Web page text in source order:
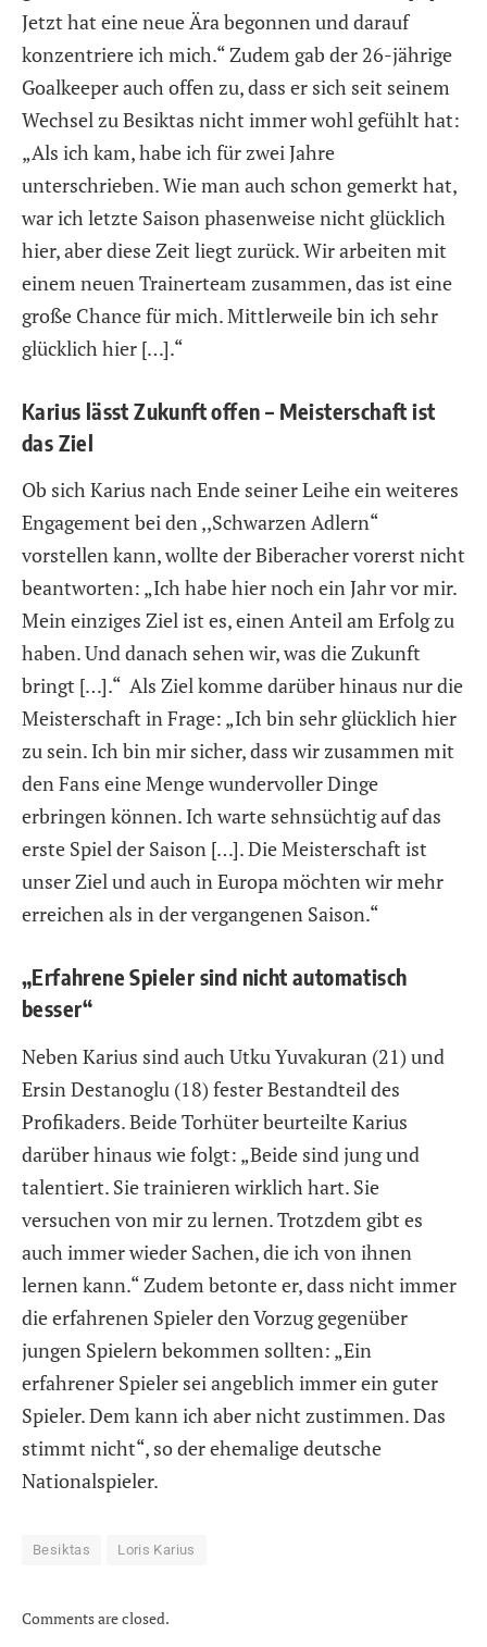
Jetzt hat eine neue Ära begonnen und darauf
konzentriere ich mich.“ Zudem gab der 26-jährige
Goalkeeper auch offen zu, dass er sich seit seinem
Wechsel zu Besiktas nicht immer wohl gefühlt hat:
„Als ich kam, habe ich für zwei Jahre
unterschrieben. Wie man auch schon gemerkt hat,
war ich letzte Saison phasenweise nicht glücklich
hier, aber diese Zeit liegt zurück. Wir arbeiten mit
einem neuen Trainerteam zusammen, das ist eine
große Chance für mich. Mittlerweile bin ich sehr
glücklich hier […].“
Karius lässt Zukunft offen – Meisterschaft ist
das Ziel
Ob sich Karius nach Ende seiner Leihe ein weiteres
Engagement bei den ,,Schwarzen Adlern“
vorstellen kann, wollte der Biberacher vorerst nicht
beantworten: „Ich habe hier noch ein Jahr vor mir.
Mein einziges Ziel ist es, einen Anteil am Erfolg zu
haben. Und danach sehen wir, was die Zukunft
bringt […].“ Als Ziel komme darüber hinaus nur die
Meisterschaft in Frage: „Ich bin sehr glücklich hier
zu sein. Ich bin mir sicher, dass wir zusammen mit
den Fans eine Menge wundervoller Dinge
erbringen können. Ich warte sehnsüchtig auf das
erste Spiel der Saison […]. Die Meisterschaft ist
unser Ziel und auch in Europa möchten wir mehr
erreichen als in der vergangenen Saison.“
„Erfahrene Spieler sind nicht automatisch
besser“
Neben Karius sind auch Utku Yuvakuran (21) und
Ersin Destanoglu (18) fester Bestandteil des
Profikaders. Beide Torhüter beurteilte Karius
darüber hinaus wie folgt: „Beide sind jung und
talentiert. Sie trainieren wirklich hart. Sie
versuchen von mir zu lernen. Trotzdem gibt es
auch immer wieder Sachen, die ich von ihnen
lernen kann.“ Zudem betonte er, dass nicht immer
die erfahrenen Spieler den Vorzug gegenüber
jungen Spielern bekommen sollten: „Ein
erfahrener Spieler sei angeblich immer ein guter
Spieler. Dem kann ich aber nicht zustimmen. Das
stimmt nicht“, so der ehemalige deutsche
Nationalspieler.
Besiktas Loris Karius
Comments are closed.